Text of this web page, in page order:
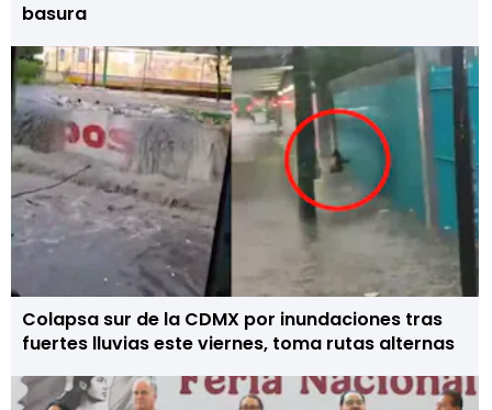
basura
Colapsa sur de la CDMX por inundaciones tras
fuertes lluvias este viernes, toma rutas alternas